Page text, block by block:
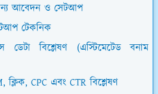
আবেদন ও সেটআপ
টেকনিক
ডেটা বিশ্লেষণ (এস্টিমেটেড বনাম
ক্লিক, CPC এবং CTR বিশ্লেষণ